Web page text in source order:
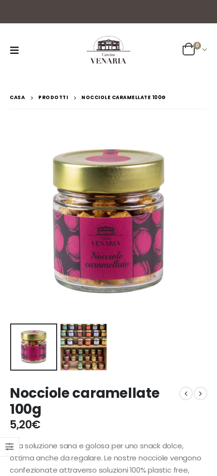
0
CASA PRODOTTI NOCCIOLE CARAMELLATE 100G
Nocciole caramellate
100g
5,20€
Una soluzione sana e golosa per uno snack dolce,
ottima anche da regalare. Le nostre nocciole vengono
confezionate attraverso soluzioni 100% plastic free,